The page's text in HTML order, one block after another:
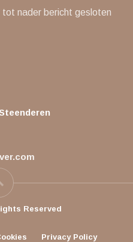
tot nader bericht gesloten
Reserved
Privacy Policy